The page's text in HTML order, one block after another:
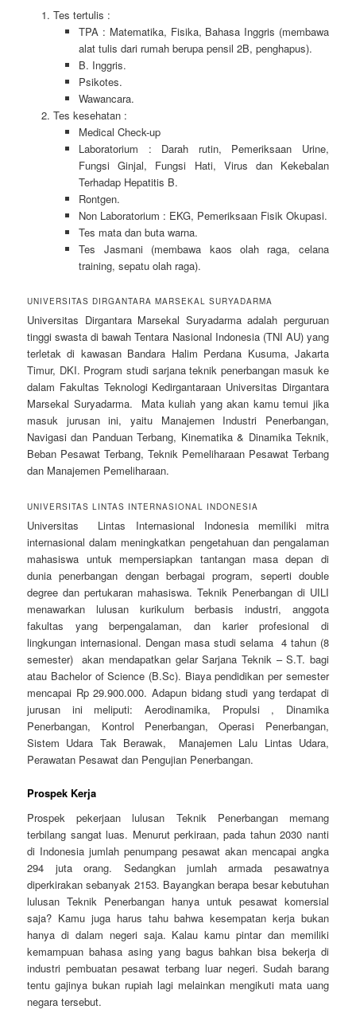
Tes tertulis :
TPA : Matematika, Fisika, Bahasa Inggris (membawa
alat tulis dari rumah berupa pensil 2B, penghapus).
B. Inggris.
Psikotes.
Wawancara.
Tes kesehatan :
Medical Check-up
Laboratorium : Darah rutin, Pemeriksaan Urine,
Fungsi Ginjal, Fungsi Hati, Virus dan Kekebalan
Terhadap Hepatitis B.
Rontgen.
Non Laboratorium : EKG, Pemeriksaan Fisik Okupasi.
Tes mata dan buta warna.
Tes Jasmani (membawa kaos olah raga, celana
training, sepatu olah raga).
UNIVERSITAS DIRGANTARA MARSEKAL SURYADARMA
Universitas Dirgantara Marsekal Suryadarma adalah perguruan
tinggi swasta di bawah Tentara Nasional Indonesia (TNI AU) yang
terletak di kawasan Bandara Halim Perdana Kusuma, Jakarta
Timur, DKI. Program studi sarjana teknik penerbangan masuk ke
dalam Fakultas Teknologi Kedirgantaraan Universitas Dirgantara
Marsekal Suryadarma. Mata kuliah yang akan kamu temui jika
masuk jurusan ini, yaitu Manajemen Industri Penerbangan,
Navigasi dan Panduan Terbang, Kinematika & Dinamika Teknik,
Beban Pesawat Terbang, Teknik Pemeliharaan Pesawat Terbang
dan Manajemen Pemeliharaan.
UNIVERSITAS LINTAS INTERNASIONAL INDONESIA
Universitas Lintas Internasional Indonesia memiliki mitra
internasional dalam meningkatkan pengetahuan dan pengalaman
mahasiswa untuk mempersiapkan tantangan masa depan di
dunia penerbangan dengan berbagai program, seperti double
degree dan pertukaran mahasiswa. Teknik Penerbangan di UILI
menawarkan lulusan kurikulum berbasis industri, anggota
fakultas yang berpengalaman, dan karier profesional di
lingkungan internasional. Dengan masa studi selama 4 tahun (8
semester) akan mendapatkan gelar Sarjana Teknik – S.T. bagi
atau Bachelor of Science (B.Sc). Biaya pendidikan per semester
mencapai Rp 29.900.000. Adapun bidang studi yang terdapat di
jurusan ini meliputi: Aerodinamika, Propulsi , Dinamika
Penerbangan, Kontrol Penerbangan, Operasi Penerbangan,
Sistem Udara Tak Berawak, Manajemen Lalu Lintas Udara,
Perawatan Pesawat dan Pengujian Penerbangan.
Prospek Kerja
Prospek pekerjaan lulusan Teknik Penerbangan memang
terbilang sangat luas. Menurut perkiraan, pada tahun 2030 nanti
di Indonesia jumlah penumpang pesawat akan mencapai angka
294 juta orang. Sedangkan jumlah armada pesawatnya
diperkirakan sebanyak 2153. Bayangkan berapa besar kebutuhan
lulusan Teknik Penerbangan hanya untuk pesawat komersial
saja? Kamu juga harus tahu bahwa kesempatan kerja bukan
hanya di dalam negeri saja. Kalau kamu pintar dan memiliki
kemampuan bahasa asing yang bagus bahkan bisa bekerja di
industri pembuatan pesawat terbang luar negeri. Sudah barang
tentu gajinya bukan rupiah lagi melainkan mengikuti mata uang
negara tersebut.